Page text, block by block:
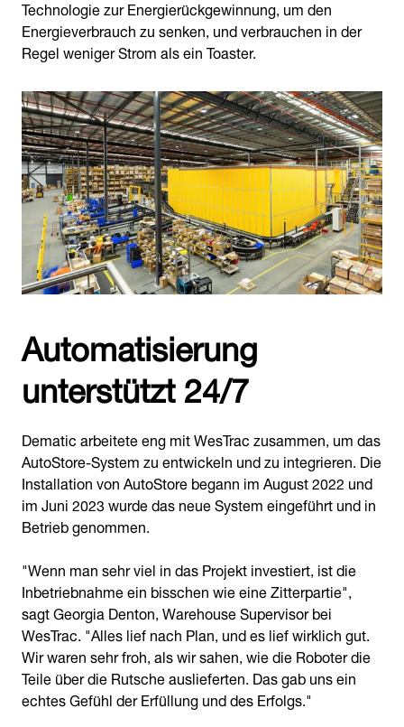
Technologie zur Energierückgewinnung, um den
Energieverbrauch zu senken, und verbrauchen in der
Regel weniger Strom als ein Toaster.
Automatisierung
unterstützt 24/7
Dematic arbeitete eng mit WesTrac zusammen, um das
AutoStore-System zu entwickeln und zu integrieren. Die
Installation von AutoStore begann im August 2022 und
im Juni 2023 wurde das neue System eingeführt und in
Betrieb genommen.
"Wenn man sehr viel in das Projekt investiert, ist die
Inbetriebnahme ein bisschen wie eine Zitterpartie",
sagt Georgia Denton, Warehouse Supervisor bei
WesTrac. "Alles lief nach Plan, und es lief wirklich gut.
Wir waren sehr froh, als wir sahen, wie die Roboter die
Teile über die Rutsche auslieferten. Das gab uns ein
echtes Gefühl der Erfüllung und des Erfolgs."